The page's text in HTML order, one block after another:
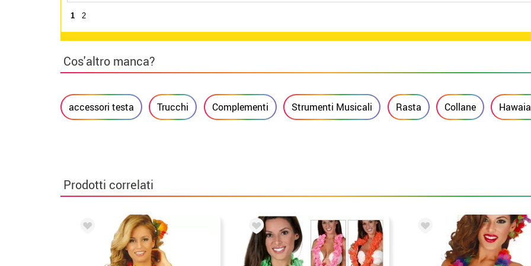
1 2
Cos'altro manca?
accessori testa Trucchi Complementi Strumenti Musicali Rasta Collane
Prodotti correlati